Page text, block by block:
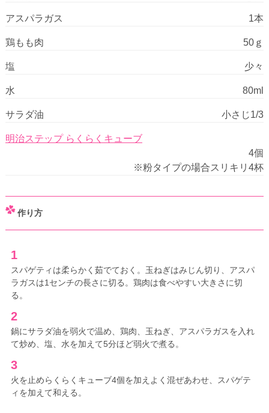
アスパラガス 1本
鶏もも肉 50ｇ
塩 少々
水 80ml
サラダ油 小さじ1/3
明治ステップ らくらくキューブ
4個
※粉タイプの場合スリキリ4杯
作り方
1
スパゲティは柔らかく茹でておく。玉ねぎはみじん切り、アスパ
ラガスは1センチの長さに切る。鶏肉は食べやすい大きさに切
る。
2
鍋にサラダ油を弱火で温め、鶏肉、玉ねぎ、アスパラガスを入れ
て炒め、塩、水を加えて5分ほど弱火で煮る。
3
火を止めらくらくキューブ4個を加えよく混ぜあわせ、スパゲテ
ィを加えて和える。